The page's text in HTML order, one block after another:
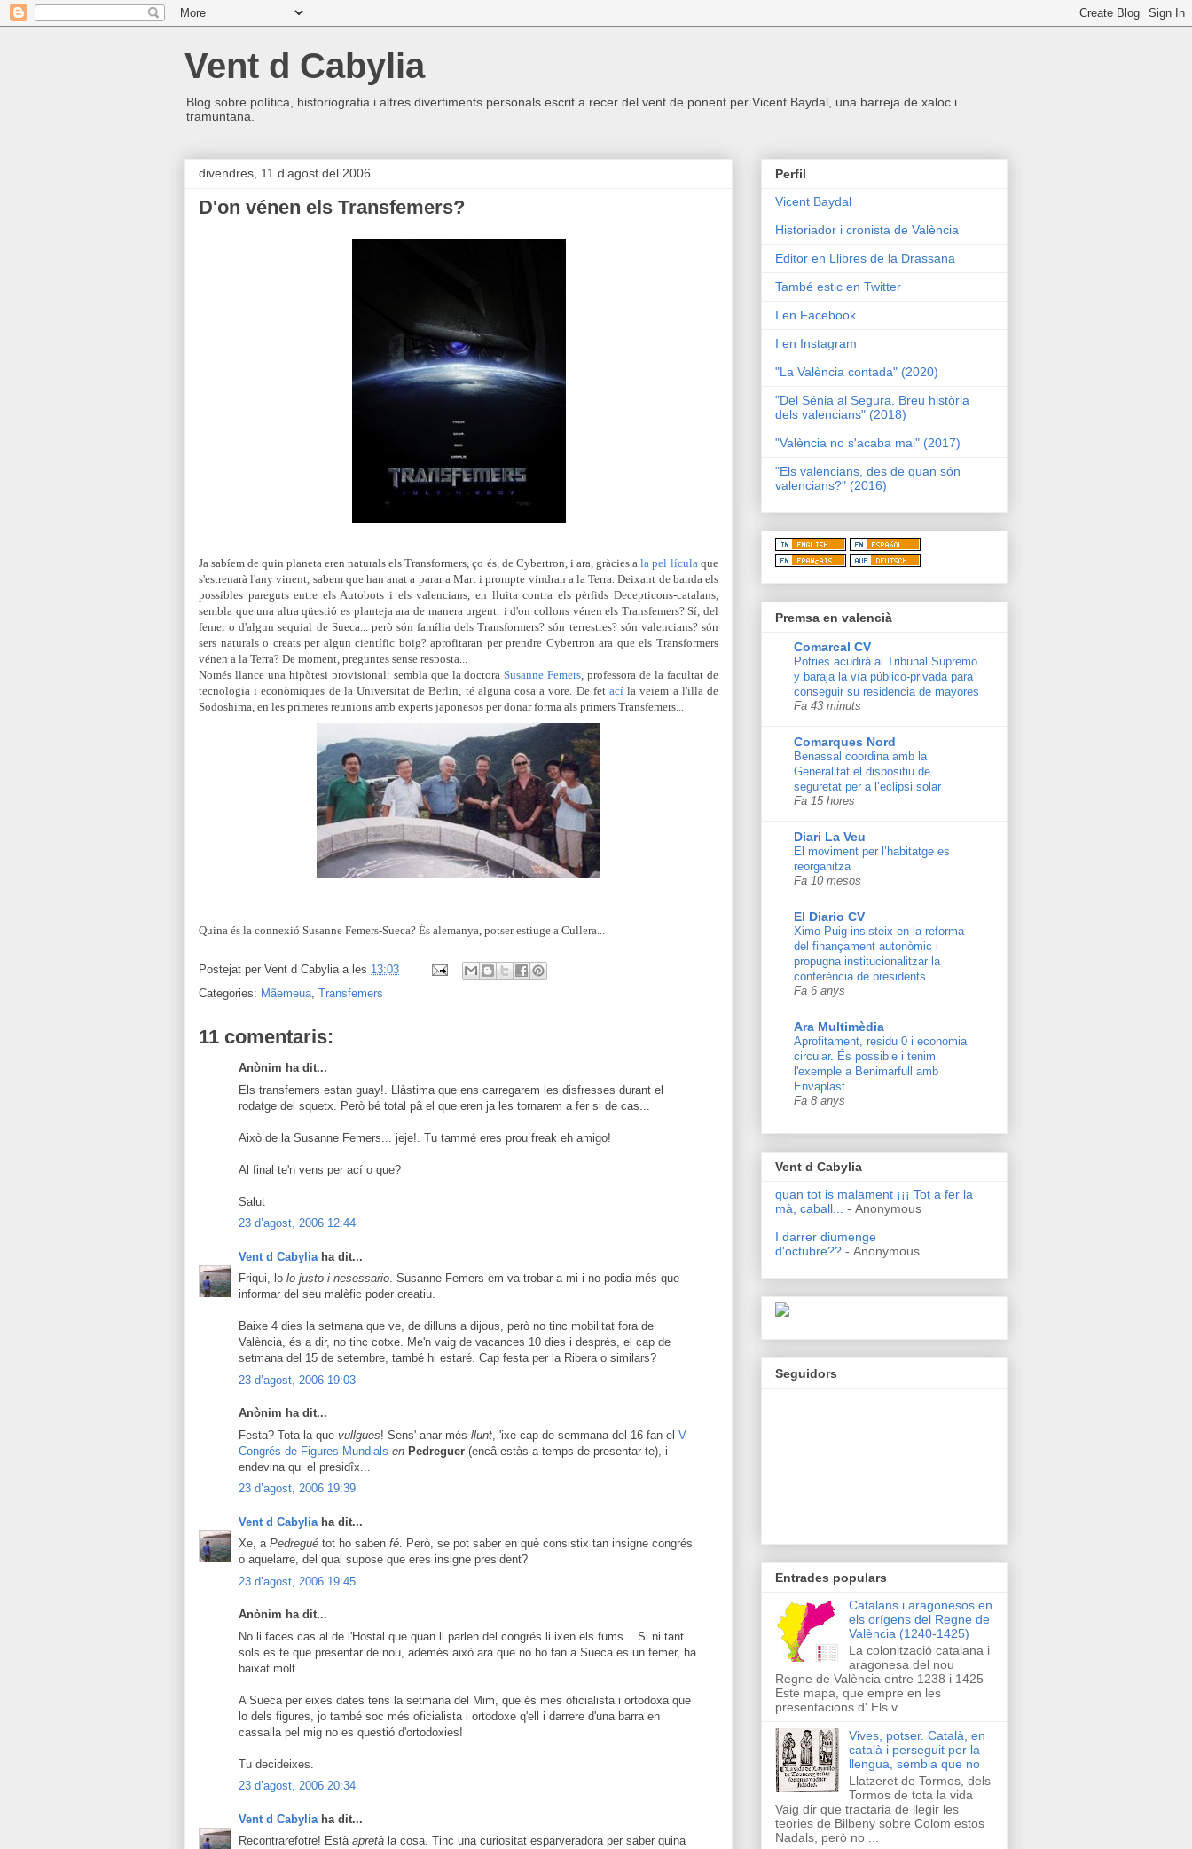
Vent d Cabylia
Blog sobre política, historiografia i altres divertiments personals escrit a recer del vent de ponent per Vicent Baydal, una barreja de xaloc i
tramuntana.
divendres, 11 d’agost del 2006
D'on vénen els Transfemers?
Ja sabíem de quin planeta eren naturals els Transformers, ço és, de Cybertron, i ara, gràcies a la pel·lículaque
s'estrenarà l'any vinent, sabem que han anat a parar a Mart i prompte vindran a la Terra. Deixant de banda els
possibles paregutsentre els Autobots i els valencians, en lluita contra els pèrfids Decepticons-catalans,
sembla que una altra qüestió es planteja ara de manera urgent: i d'on collons vénen els Transfemers? Sí, del
femer o d'algun sequial de Sueca... però són família dels Transformers? són terrestres? són valencians? són
sers naturals o creats per algun científic boig? aprofitaran per prendre Cybertron ara que els Transformers
vénen a la Terra? De moment, preguntes sense resposta...
Només llance una hipòtesi provisional: sembla que la doctoraSusanne Femers, professora de la facultat de
tecnologia i econòmiques de la Universitat de Berlin, té alguna cosa a vore. De fet acíla veiem a l'illa de
Sodoshima, en les primeres reunions amb experts japonesos per donar forma als primers Transfemers...
Quina és la connexió Susanne Femers-Sueca? És alemanya, potser estiuge a Cullera...
Postejat per Vent d Cabylia a les 13:03
Categories: Mãemeua, Transfemers
11 comentaris:
Anònim ha dit...
Els transfemers estan guay!. Llàstima que ens carregarem les disfresses durant el
rodatge del squetx. Però bé total pâ el que eren ja les tornarem a fer si de cas...
Això de la Susanne Femers... jeje!. Tu tammé eres prou freak eh amigo!
Al final te'n vens per ací o que?
Salut
23 d’agost, 2006 12:44
Vent d Cabylia ha dit...
Friqui, lo lo justo i nesessario. Susanne Femers em va trobar a mi i no podia més que
informar del seu malèfic poder creatiu.
Baixe 4 dies la setmana que ve, de dilluns a dijous, però no tinc mobilitat fora de
València, és a dir, no tinc cotxe. Me'n vaig de vacances 10 dies i després, el cap de
setmana del 15 de setembre, també hi estaré. Cap festa per la Ribera o similars?
23 d’agost, 2006 19:03
Anònim ha dit...
Festa? Tota la que vullgues! Sens' anar més llunt , 'ixe cap de semmana del 16 fan el V
Congrés de Figures Mundials en Pedreguer (encâ estàs a temps de presentar-te), i
endevina qui el presidîx...
23 d’agost, 2006 19:39
Vent d Cabylia ha dit...
Xe, a Pedregué tot ho saben fé. Però, se pot saber en què consistix tan insigne congrés
o aquelarre, del qual supose que eres insigne president?
23 d’agost, 2006 19:45
Anònim ha dit...
No li faces cas al de l'Hostal que quan li parlen del congrés li ixen els fums... Si ni tant
sols es te que presentar de nou, ademés això ara que no ho fan a Sueca es un femer, ha
baixat molt.
A Sueca per eixes dates tens la setmana del Mim, que és més oficialista i ortodoxa que
lo dels figures, jo també soc més oficialista i ortodoxe q'ell i darrere d'una barra en
cassalla pel mig no es questió d'ortodoxies!
Tu decideixes.
23 d’agost, 2006 20:34
Vent d Cabylia ha dit...
Recontrarefotre! Està apretà la cosa. Tinc una curiositat esparveradora per saber quina
Perfil
Vicent Baydal
Historiador i cronista de València
Editor en Llibres de la Drassana
També estic en Twitter
I en Facebook
I en Instagram
"La València contada" (2020)
"Del Sénia al Segura. Breu història
dels valencians" (2018)
"València no s'acaba mai" (2017)
"Els valencians, des de quan són
valencians?" (2016)
Premsa en valencià
Comarcal CV
Potries acudirá al Tribunal Supremo
y baraja la vía público-privada para
conseguir su residencia de mayores
Fa 43 minuts
Comarques Nord
Benassal coordina amb la
Generalitat el dispositiu de
seguretat per a l’eclipsi solar
Fa 15 hores
Diari La Veu
El moviment per l’habitatge es
reorganitza
Fa 10 mesos
El Diario CV
Ximo Puig insisteix en la reforma
del finançament autonòmic i
propugna institucionalitzar la
conferència de presidents
Fa 6 anys
Ara Multimèdia
Aprofitament, residu 0 i economia
circular. És possible i tenim
l'exemple a Benimarfull amb
Envaplast
Fa 8 anys
Vent d Cabylia
quan tot is malament ¡¡¡ Tot a fer la
mà, caball...
- Anonymous
I darrer diumenge
d'octubre?? - Anonymous
Seguidors
Entrades populars
Catalans i aragonesos en
els orígens del Regne de
València (1240-1425)
La colonització catalana i
aragonesa del nou
Regne de València entre 1238 i 1425
Este mapa, que empre en les
presentacions d' Els v...
Vives, potser. Català, en
català i perseguit per la
llengua, sembla que no
Llatzeret de Tormos, dels
Tormos de tota la vida
Vaig dir que tractaria de llegir les
teories de Bilbeny sobre Colom estos
Nadals, però no ...